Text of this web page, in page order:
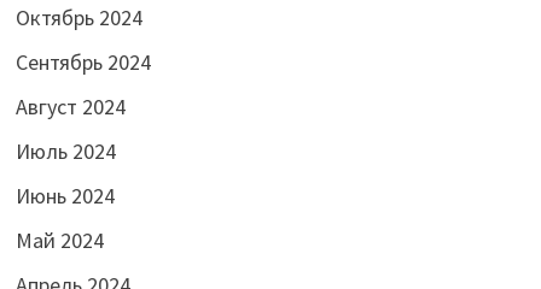
Октябрь 2024
Сентябрь 2024
Август 2024
Июль 2024
Июнь 2024
Май 2024